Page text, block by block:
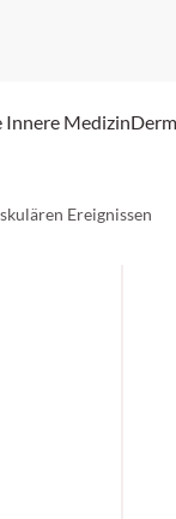
Innere Medizin
Ereignissen